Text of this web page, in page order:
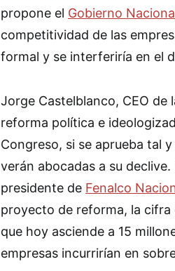
propone el Gobierno
competitividad de las
formal y se interferiría en el
Jorge Castelblanco, CEO de
reforma política e
Congreso, si se aprueba tal
verán abocadas a su
presidente de Fenalco
proyecto de reforma, la cifra
que hoy asciende a 15
empresas incurrirían en